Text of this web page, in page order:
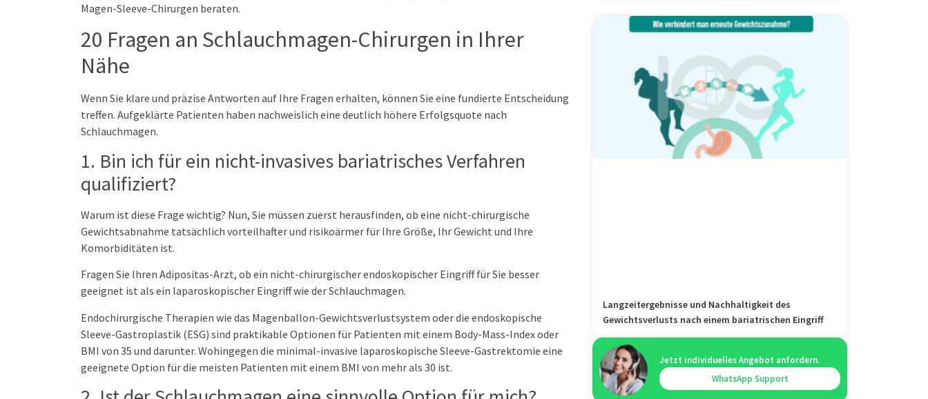
Magen-Sleeve-Chirurgen beraten.
20 Fragen an Schlauchmagen-Chirurgen in Ihrer
Nähe
Wenn Sie klare und präzise Antworten auf Ihre Fragen erhalten, können Sie eine fundierte Entscheidung
treffen. Aufgeklärte Patienten haben nachweislich eine deutlich höhere Erfolgsquote nach
Schlauchmagen.
1. Bin ich für ein nicht-invasives bariatrisches Verfahren
qualifiziert?
Warum ist diese Frage wichtig? Nun, Sie müssen zuerst herausfinden, ob eine nicht-chirurgische
Gewichtsabnahme tatsächlich vorteilhafter und risikoärmer für Ihre Größe, Ihr Gewicht und Ihre
Komorbiditäten ist.
Fragen Sie Ihren Adipositas-Arzt, ob ein nicht-chirurgischer endoskopischer Eingriff für Sie besser
geeignet ist als ein laparoskopischer Eingriff wie der Schlauchmagen.
Endochirurgische Therapien wie das Magenballon-Gewichtsverlustsystem oder die endoskopische
Sleeve-Gastroplastik (ESG) sind praktikable Optionen für Patienten mit einem Body-Mass-Index oder
BMI von 35 und darunter. Wohingegen die minimal-invasive laparoskopische Sleeve-Gastrektomie eine
geeignete Option für die meisten Patienten mit einem BMI von mehr als 30 ist.
Langzeitergebnisse und Nachhaltigkeit des
Gewichtsverlusts nach einem bariatrischen Eingriff
Jetzt individuelles Angebot anfordern.
WhatsApp Support